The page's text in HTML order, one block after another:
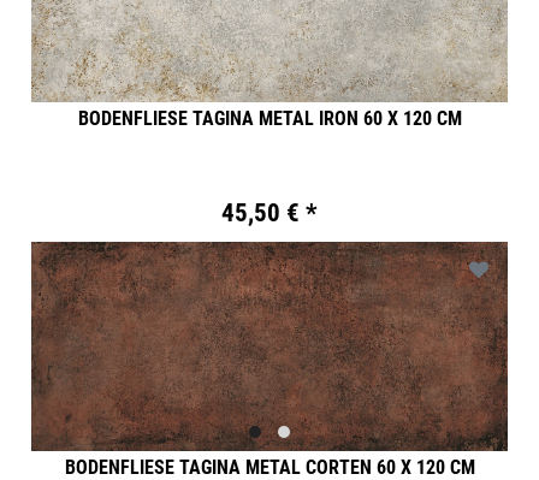
BODENFLIESE TAGINA METAL IRON 60 X 120 CM
45,50 € *
BODENFLIESE TAGINA METAL CORTEN 60 X 120 CM